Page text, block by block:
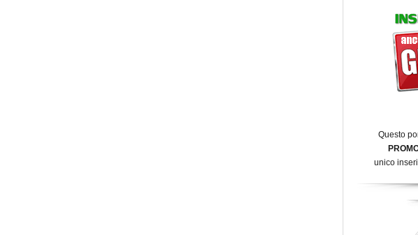
Questo
unico